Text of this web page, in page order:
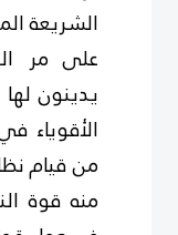
الشريعة
على مر
يدينون لها
الأقوياء
من قيام
منه قوة